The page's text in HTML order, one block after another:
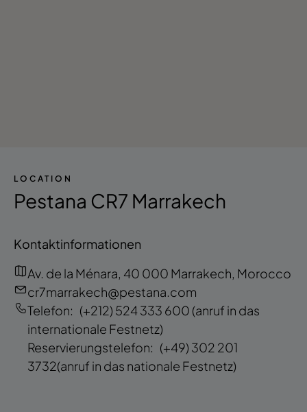
LOCATION
Pestana CR7 Marrakech
Kontaktinformationen
Av. de la Ménara, 40 000 Marrakech, Morocco
cr7marrakech@pestana.com
Telefon: (+212) 524 333 600 (anruf in das
internationale Festnetz)
Reservierungstelefon: (+49) 302 201
3732(anruf in das nationale Festnetz)